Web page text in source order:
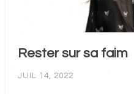
Rester sur sa faim
JUIL 14, 2022